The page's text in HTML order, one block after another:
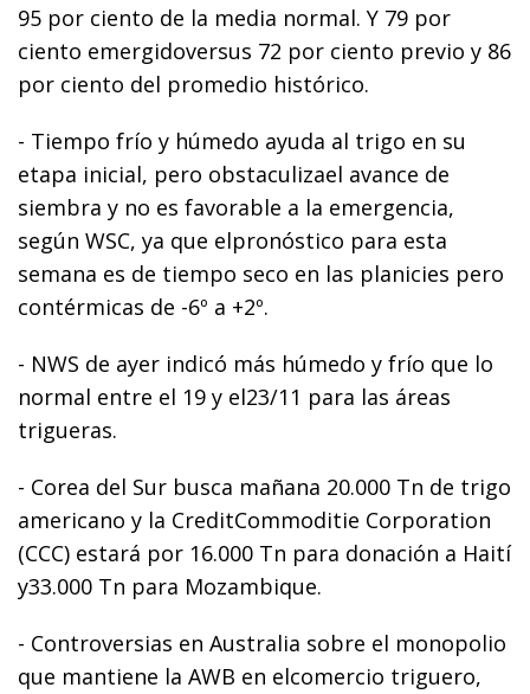
95 por ciento de la media normal. Y 79 por
ciento emergidoversus 72 por ciento previo y 86
por ciento del promedio histórico.
- Tiempo frío y húmedo ayuda al trigo en su
etapa inicial, pero obstaculizael avance de
siembra y no es favorable a la emergencia,
según WSC, ya que elpronóstico para esta
semana es de tiempo seco en las planicies pero
contérmicas de -6º a +2º.
- NWS de ayer indicó más húmedo y frío que lo
normal entre el 19 y el23/11 para las áreas
trigueras.
- Corea del Sur busca mañana 20.000 Tn de trigo
americano y la CreditCommoditie Corporation
(CCC) estará por 16.000 Tn para donación a Haití
y33.000 Tn para Mozambique.
- Controversias en Australia sobre el monopolio
que mantiene la AWB en elcomercio triguero,